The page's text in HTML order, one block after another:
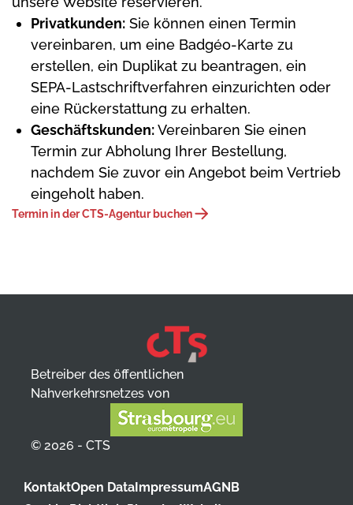
Privatkunden: Sie können einen Termin
vereinbaren, um eine Badgéo-Karte zu
erstellen, ein Duplikat zu beantragen, ein
SEPA-Lastschriftverfahren einzurichten oder
eine Rückerstattung zu erhalten.
Geschäftskunden:Vereinbaren Sie einen
Termin zur Abholung Ihrer Bestellung,
nachdem Sie zuvor ein Angebot beim Vertrieb
eingeholt haben.
Termin in der CTS-Agentur buchen
Betreiber des öffentlichen
Nahverkehrsnetzes von
© 2026 - CTS
KontaktOpen DataImpressumAGNB